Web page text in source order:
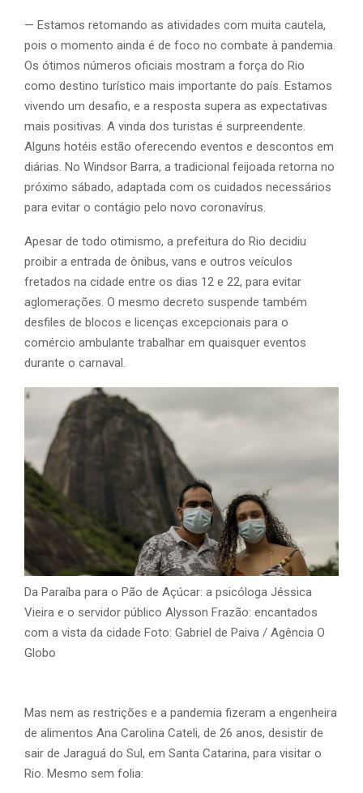
— Estamos retomando as atividades com muita cautela,
pois o momento ainda é de foco no combate à pandemia.
Os ótimos números oficiais mostram a força do Rio
como destino turístico mais importante do país. Estamos
vivendo um desafio, e a resposta supera as expectativas
mais positivas. A vinda dos turistas é surpreendente.
Alguns hotéis estão oferecendo eventos e descontos em
diárias. No Windsor Barra, a tradicional feijoada retorna no
próximo sábado, adaptada com os cuidados necessários
para evitar o contágio pelo novo coronavírus.
Apesar de todo otimismo, a prefeitura do Rio decidiu
proibir a entrada de ônibus, vans e outros veículos
fretados na cidade entre os dias 12 e 22, para evitar
aglomerações. O mesmo decreto suspende também
desfiles de blocos e licenças excepcionais para o
comércio ambulante trabalhar em quaisquer eventos
durante o carnaval.
Da Paraíba para o Pão de Açúcar: a psicóloga Jéssica
Vieira e o servidor público Alysson Frazão: encantados
com a vista da cidade Foto: Gabriel de Paiva / Agência O
Globo
Mas nem as restrições e a pandemia fizeram a engenheira
de alimentos Ana Carolina Cateli, de 26 anos, desistir de
sair de Jaraguá do Sul, em Santa Catarina, para visitar o
Rio. Mesmo sem folia: